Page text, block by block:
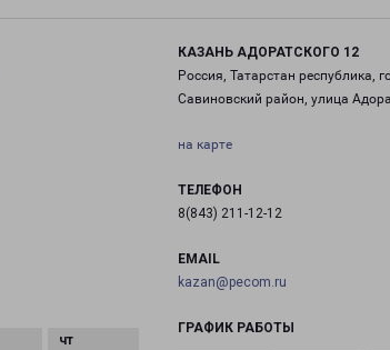
КАЗАНЬ АДОРАТСКОГО 12
Россия, Татарстан республика,
Савиновский район, улица
на карте
ТЕЛЕФОН
8(843) 211-12-12
EMAIL
kazan@pecom.ru
ГРАФИК РАБОТЫ